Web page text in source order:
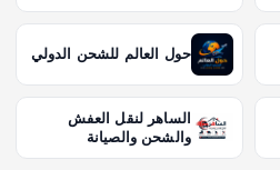
حول العالم للشحن الدولي
الساهر لنقل العفش
والشحن والصيانة